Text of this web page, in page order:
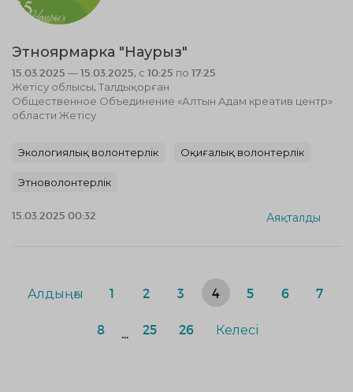
Этноярмарка "Наурыз"
15.03.2025 — 15.03.2025, с 10:25 по 17:25
Жетісу облысы, Талдықорған
Общественное Объединение «Алтын Адам креатив центр»
области Жетісу
Экологиялық волонтерлік Оқиғалық волонтерлік
Этноволонтерлік
15.03.2025 00:32 Аяқталды
Алдыңғы 1 2 3 4 5 6 7
8 25 26 Келесі